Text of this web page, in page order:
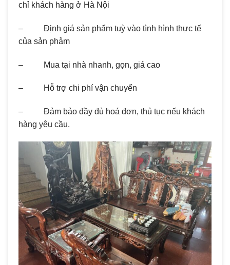
chỉ khách hàng ở Hà Nội
– Định giá sản phẩm tuỳ vào tình hình thực tế
của sản phảm
– Mua tại nhà nhanh, gọn, giá cao
– Hỗ trợ chi phí vận chuyển
– Đảm bảo đầy đủ hoá đơn, thủ tục nếu khách
hàng yêu cầu.